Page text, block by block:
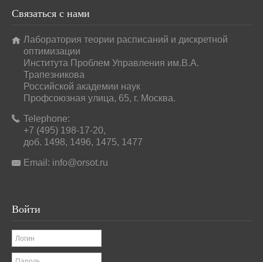
Связаться с нами
Лаборатория теории расписаний и дискретной
оптимизации
Института Проблем Управления им.В.А.
Трапезникова
Российской академии наук
Профсоюзная улица, 65, г. Москва.
Telephone:
+7 (495) 198-17-20,
доб. 1498, 1496, 1475, 1477
Email: info@orsot.ru
Войти